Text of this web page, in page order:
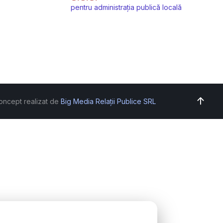
pentru administrația publică locală
realizat de Big Media Relații Publice SRL